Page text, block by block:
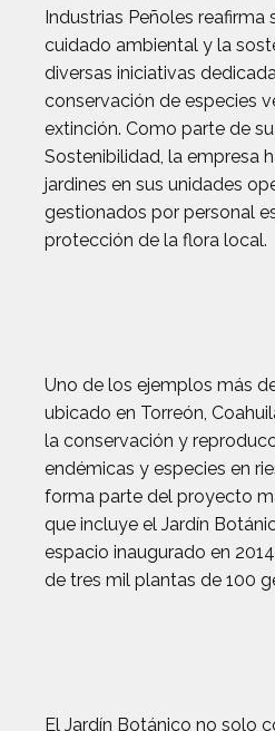
Industrias Peñoles
cuidado ambiental y la
diversas iniciativas
conservación de especies
extinción. Como parte de
Sostenibilidad, la empresa
jardines en sus unidades
gestionados por personal
protección de la flora local.
Uno de los ejemplos más
ubicado en Torreón,
la conservación y
endémicas y especies en
forma parte del proyecto
que incluye el Jardín
espacio inaugurado en
de tres mil plantas de 100
El Jardín Botánico no solo